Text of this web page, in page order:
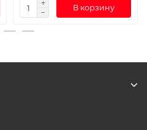
В корзину